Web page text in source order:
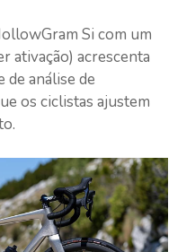
Si com um
ativação) acrescenta
de análise de
os ciclistas ajustem